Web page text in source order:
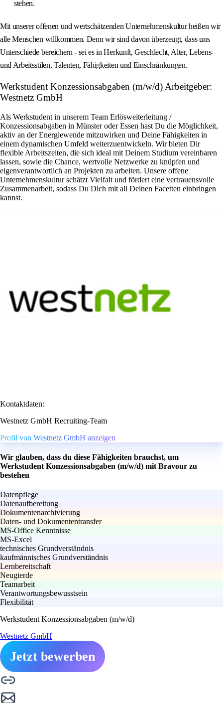
stehen.
Mit unserer offenen und wertschätzenden Unternehmenskultur heißen wir
alle Menschen willkommen. Denn wir sind davon überzeugt, dass uns
Unterschiede bereichern - sei es in Herkunft, Geschlecht, Alter, Lebens-
und Arbeitsstilen, Talenten, Fähigkeiten und Einschränkungen.
Werkstudent Konzessionsabgaben (m/w/d) Arbeitgeber:
Westnetz GmbH
Als Werkstudent in unserem Team Erlösweiterleitung /
Konzessionsabgaben in Münster oder Essen hast Du die Möglichkeit,
aktiv an der Energiewende mitzuwirken und Deine Fähigkeiten in
einem dynamischen Umfeld weiterzuentwickeln. Wir bieten Dir
flexible Arbeitszeiten, die sich ideal mit Deinem Studium vereinbaren
lassen, sowie die Chance, wertvolle Netzwerke zu knüpfen und
eigenverantwortlich an Projekten zu arbeiten. Unsere offene
Unternehmenskultur schätzt Vielfalt und fördert eine vertrauensvolle
Zusammenarbeit, sodass Du Dich mit all Deinen Facetten einbringen
kannst.
Kontaktdaten:
Westnetz GmbH Recruiting-Team
Profil von Westnetz GmbH anzeigen
Wir glauben, dass du diese Fähigkeiten brauchst, um
Werkstudent Konzessionsabgaben (m/w/d) mit Bravour zu
bestehen
Datenpflege
Datenaufbereitung
Dokumentenarchivierung
Daten- und Dokumententransfer
MS-Office Kenntnisse
MS-Excel
technisches Grundverständnis
kaufmännisches Grundverständnis
Lernbereitschaft
Neugierde
Teamarbeit
Verantwortungsbewusstsein
Flexibilität
Werkstudent Konzessionsabgaben (m/w/d)
Westnetz GmbH
Jetzt bewerben